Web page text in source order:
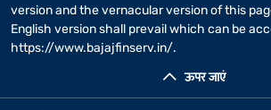
ऊपर जाएं
version and the vernacular version of this
English version shall prevail which can be
https://www.bajajfinserv.in/.